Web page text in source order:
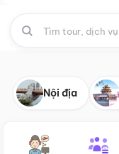
Nội địa